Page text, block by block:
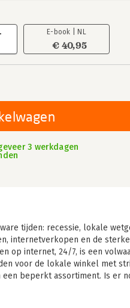
E-book | NL
€ 40,95
3 werkdagen
tijden: recessie, lokale
internetverkopen en de sterke
op internet, 24/7, is een
voor de lokale winkel met
een beperkt assortiment. Is er